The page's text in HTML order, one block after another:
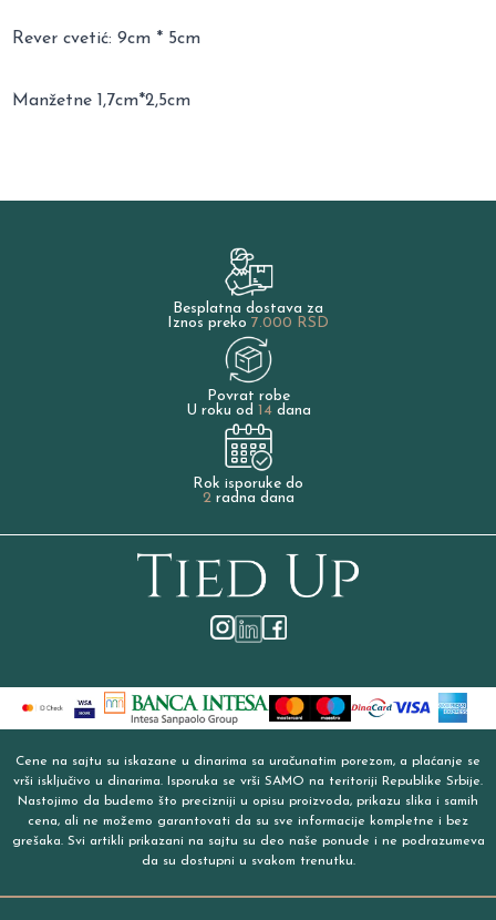
Rever cvetić: 9cm * 5cm
Manžetne 1,7cm*2,5cm
Besplatna dostava za
Iznos preko 7.000 RSD
Povrat robe
U roku od 14dana
Rok isporuke do
2radna dana
Cene na sajtu su iskazane u dinarima sa uračunatim porezom, a plaćanje se
vrši isključivo u dinarima. Isporuka se vrši SAMO na teritoriji Republike Srbije.
Nastojimo da budemo što precizniji u opisu proizvoda, prikazu slika i samih
cena, ali ne možemo garantovati da su sve informacije kompletne i bez
grešaka. Svi artikli prikazani na sajtu su deo naše ponude i ne podrazumeva
da su dostupni u svakom trenutku.